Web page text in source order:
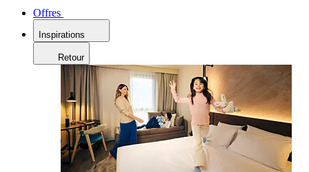
Offres
Inspirations
Retour